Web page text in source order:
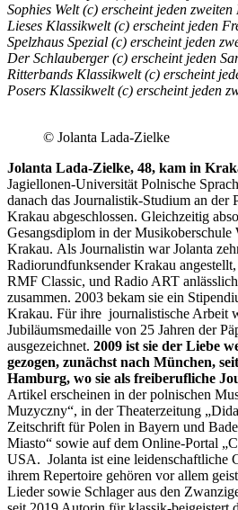
Sophies Welt (c) erscheint jeden
Lieses Klassikwelt (c) erscheint jeden
Spelzhaus Spezial (c) erscheint jeden
Der Schlauberger (c) erscheint jeden
Ritterbands Klassikwelt (c) erscheint
Posers Klassikwelt (c) erscheint jeden
© Jolanta Lada-Zielke
Jolanta Lada-Zielke, 48, kam in
Jagiellonen-Universität Polnische
danach das Journalistik-Studium an der
Krakau abgeschlossen. Gleichzeitig
Gesangsdiplom in der Musikoberschule
Krakau. Als Journalistin war Jolanta
Radiorundfunksender Krakau
RMF Classic, und Radio ART
zusammen. 2003 bekam sie ein
Krakau. Für ihre journalistische Arbeit
Jubiläumsmedaille von 25 Jahren der
ausgezeichnet. 2009 ist sie der Liebe
gezogen, zunächst nach München,
Hamburg, wo sie als freiberufliche
Artikel erscheinen in der polnischen
Muzyczny“, in der Theaterzeitung
Zeitschrift für Polen in Bayern und
Miasto“ sowie auf dem Online-Portal
USA. Jolanta ist eine leidenschaftliche
ihrem Repertoire gehören vor allem
Lieder sowie Schlager aus den